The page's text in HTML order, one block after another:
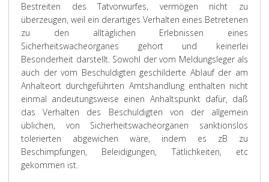
Bestreiten des Tatvorwurfes, vermögen nicht zu
überzeugen, weil ein derartiges Verhalten eines Betretenen
zu den alltäglichen Erlebnissen eines
Sicherheitswacheorganes gehört und keinerlei
Besonderheit darstellt. Sowohl der vom Meldungsleger als
auch der vom Beschuldigten geschilderte Ablauf der am
Anhalteort durchgeführten Amtshandlung enthalten nicht
einmal andeutungsweise einen Anhaltspunkt dafür, daß
das Verhalten des Beschuldigten von der allgemein
üblichen, von Sicherheitswacheorganen sanktionslos
tolerierten abgewichen wäre, indem es zB zu
Beschimpfungen, Beleidigungen, Tätlichkeiten, etc
gekommen ist.